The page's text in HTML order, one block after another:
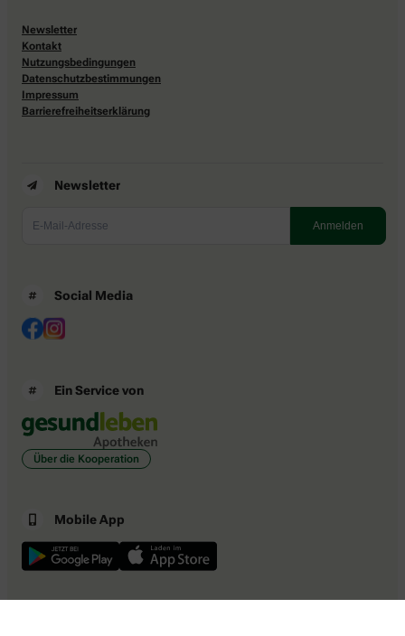
Newsletter
Kontakt
Nutzungsbedingungen
Datenschutzbestimmungen
Impressum
Barrierefreiheitserklärung
Newsletter
Social Media
Ein Service von
Über die Kooperation
Mobile App